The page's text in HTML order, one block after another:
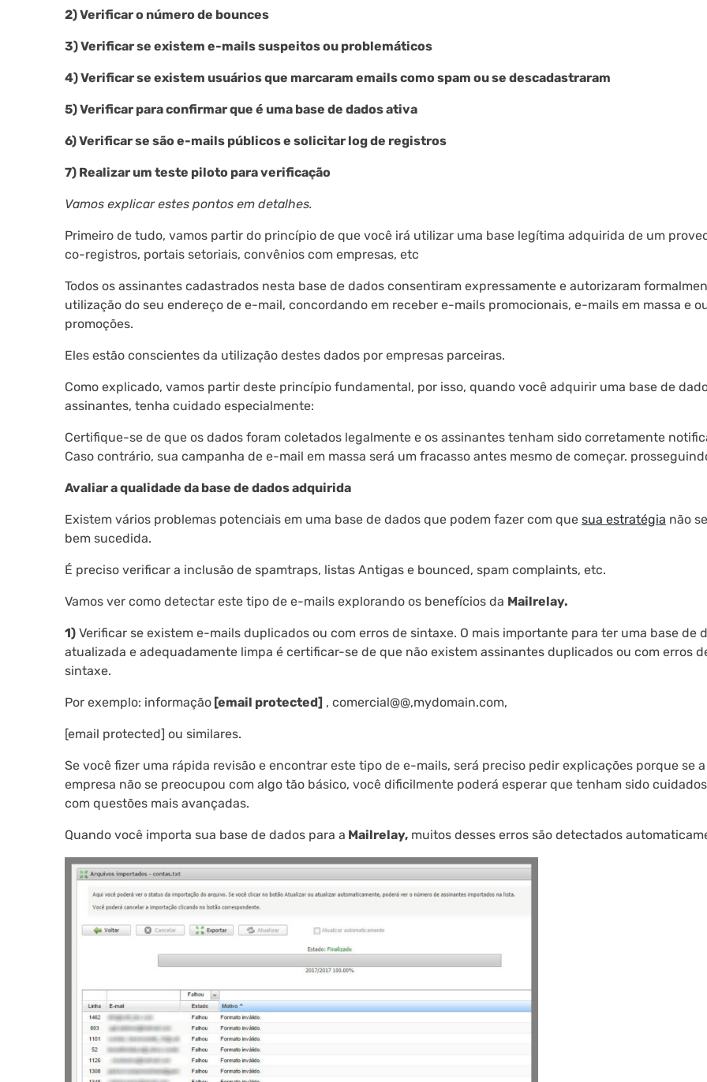
2) Verificar o número de bounces
3) Verificar se existem e-mails suspeitos ou problemáticos
4) Verificar se existem usuários que marcaram emails como spam ou se descadastraram
5) Verificar para confirmar que é uma base de dados ativa
6) Verificar se são e-mails públicos e solicitar log de registros
7) Realizar um teste piloto para verificação
Vamos explicar estes pontos em detalhes.
Primeiro de tudo, vamos partir do princípio de que você irá utilizar uma base legítima adquirida de um
co-registros, portais setoriais, convênios com empresas, etc
Todos os assinantes cadastrados nesta base de dados consentiram expressamente e autorizaram
utilização do seu endereço de e-mail, concordando em receber e-mails promocionais, e-mails em massa e
promoções.
Eles estão conscientes da utilização destes dados por empresas parceiras.
Como explicado, vamos partir deste princípio fundamental, por isso, quando você adquirir uma base de
assinantes, tenha cuidado especialmente:
Certifique-se de que os dados foram coletados legalmente e os assinantes tenham sido corretamente
Caso contrário, sua campanha de e-mail em massa será um fracasso antes mesmo de começar.
Avaliar a qualidade da base de dados adquirida
Existem vários problemas potenciais em uma base de dados que podem fazer com que sua estratégia não
bem sucedida.
É preciso verificar a inclusão de spamtraps, listas Antigas e bounced, spam complaints, etc.
Vamos ver como detectar este tipo de e-mails explorando os benefícios da Mailrelay.
1) Verificar se existem e-mails duplicados ou com erros de sintaxe. O mais importante para ter uma base de
atualizada e adequadamente limpa é certificar-se de que não existem assinantes duplicados ou com erros
sintaxe.
Por exemplo: informação [email protected] , comercial@@,mydomain.com,
[email protected] ou similares.
Se você fizer uma rápida revisão e encontrar este tipo de e-mails, será preciso pedir explicações porque se a
empresa não se preocupou com algo tão básico, você dificilmente poderá esperar que tenham sido
com questões mais avançadas.
Quando você importa sua base de dados para a Mailrelay, muitos desses erros são detectados